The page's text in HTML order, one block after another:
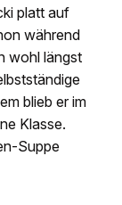
platt auf
während
wohl längst
blieb er im
Klasse.
Suppe